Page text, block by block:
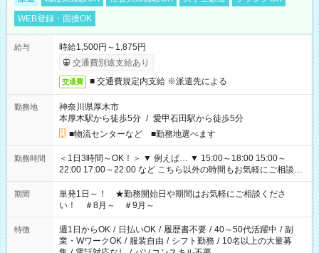
WEB登録・面接OK
給与
時給1,500円～1,875円
交通費別途支給あり
交通費 ■ 交通費規定内支給 ※派遣先による
勤務地
神奈川県厚木市
本厚木駅から徒歩5分 / 愛甲石田駅から徒歩5分
■物流センターなど ■勤務地選べます
勤務時間
＜1日3時間～OK！＞ ▼ 例えば… ▼ 15:00～18:00 15:00～
22:00 17:00～22:00 など こちら以外の時間もお気軽にご相談く
ださい！
期間
単発1日～！ ★勤務開始日や期間はお気軽にご相談くださ
い！ ＃8月～ ＃9月～
特徴 週1日からOK / 日払いOK / 履歴書不要 / 40～50代活躍中 / 副
業・WワークOK / 服装自由 / シフト勤務 / 10名以上の大量募